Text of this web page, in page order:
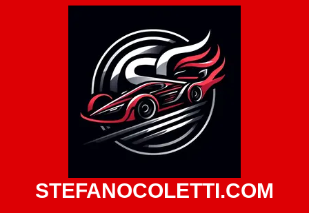
STEFANOCOLETTI.COM